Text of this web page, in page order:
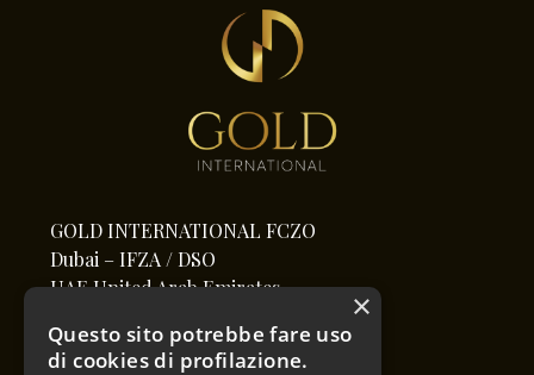
GOLD INTERNATIONAL FCZO
Dubai – IFZA / DSO
UAE United Arab Emirates
info@goldinternational.co
Questo sito potrebbe fare uso
di cookies di profilazione.
×